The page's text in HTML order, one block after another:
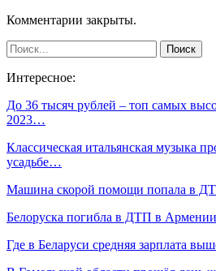
Комментарии закрыты.
Интересное:
До 36 тысяч рублей – топ самых
2023…
Классическая итальянская музыка
усадьбе…
Машина скорой помощи попала в
Белоруска погибла в ДТП в Армении
Где в Беларуси средняя зарплата